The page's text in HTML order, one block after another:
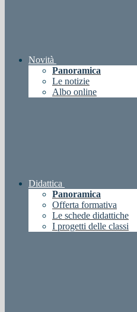
Novità
Panoramica
Le notizie
Albo online
Didattica
Panoramica
Offerta formativa
Le schede didattiche
I progetti delle classi